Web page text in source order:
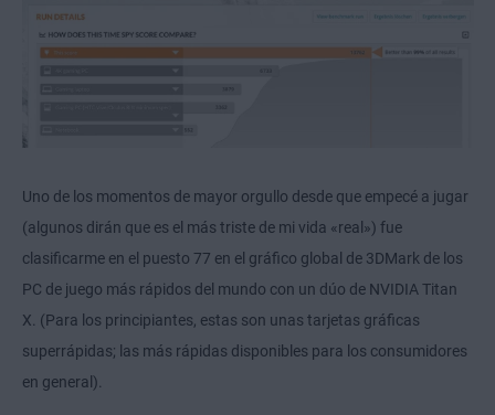
Uno de los momentos de mayor orgullo desde que empecé a jugar
(algunos dirán que es el más triste de mi vida «real») fue
clasificarme en el puesto 77 en el gráfico global de 3DMark de los
PC de juego más rápidos del mundo con un dúo de NVIDIA Titan
X. (Para los principiantes, estas son unas tarjetas gráficas
superrápidas; las más rápidas disponibles para los consumidores
en general).